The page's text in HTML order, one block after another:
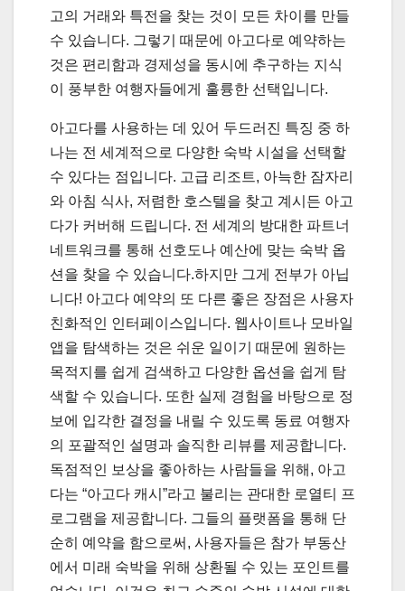
고의 거래와 특전을 찾는 것이 모든 차이를 만들
수 있습니다. 그렇기 때문에 아고다로 예약하는
것은 편리함과 경제성을 동시에 추구하는 지식
이 풍부한 여행자들에게 훌륭한 선택입니다.
아고다를 사용하는 데 있어 두드러진 특징 중 하
나는 전 세계적으로 다양한 숙박 시설을 선택할
수 있다는 점입니다. 고급 리조트, 아늑한 잠자리
와 아침 식사, 저렴한 호스텔을 찾고 계시든 아고
다가 커버해 드립니다. 전 세계의 방대한 파트너
네트워크를 통해 선호도나 예산에 맞는 숙박 옵
션을 찾을 수 있습니다.하지만 그게 전부가 아닙
니다! 아고다 예약의 또 다른 좋은 장점은 사용자
친화적인 인터페이스입니다. 웹사이트나 모바일
앱을 탐색하는 것은 쉬운 일이기 때문에 원하는
목적지를 쉽게 검색하고 다양한 옵션을 쉽게 탐
색할 수 있습니다. 또한 실제 경험을 바탕으로 정
보에 입각한 결정을 내릴 수 있도록 동료 여행자
의 포괄적인 설명과 솔직한 리뷰를 제공합니다.
독점적인 보상을 좋아하는 사람들을 위해, 아고
다는 “아고다 캐시”라고 불리는 관대한 로열티 프
로그램을 제공합니다. 그들의 플랫폼을 통해 단
순히 예약을 함으로써, 사용자들은 참가 부동산
에서 미래 숙박을 위해 상환될 수 있는 포인트를